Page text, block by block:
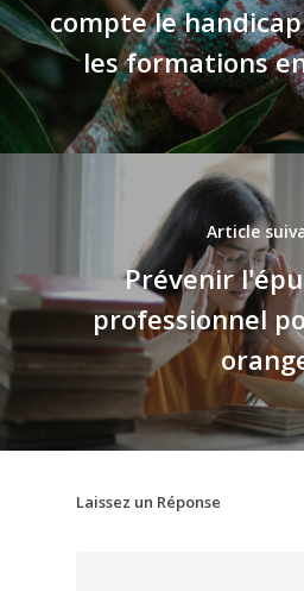
compte le
les formations
Article
Prévenir
professionnel
Laissez un Réponse